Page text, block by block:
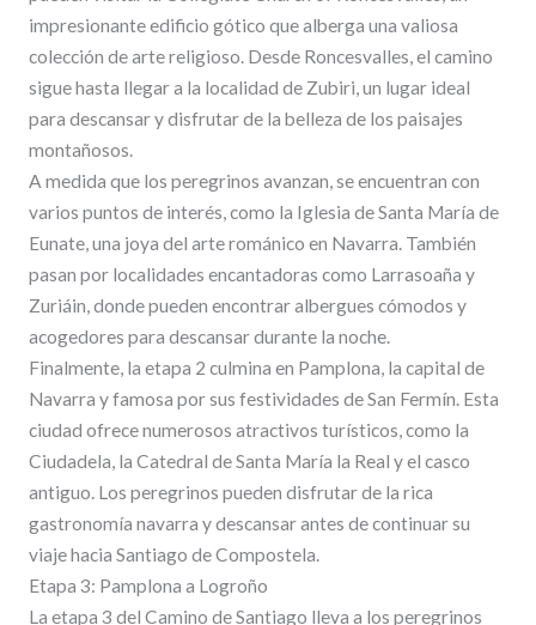
impresionante edificio gótico que alberga una valiosa
colección de arte religioso. Desde Roncesvalles, el camino
sigue hasta llegar a la localidad de Zubiri, un lugar ideal
para descansar y disfrutar de la belleza de los paisajes
montañosos.
A medida que los peregrinos avanzan, se encuentran con
varios puntos de interés, como la Iglesia de Santa María de
Eunate, una joya del arte románico en Navarra. También
pasan por localidades encantadoras como Larrasoaña y
Zuriáin, donde pueden encontrar albergues cómodos y
acogedores para descansar durante la noche.
Finalmente, la etapa 2 culmina en Pamplona, la capital de
Navarra y famosa por sus festividades de San Fermín. Esta
ciudad ofrece numerosos atractivos turísticos, como la
Ciudadela, la Catedral de Santa María la Real y el casco
antiguo. Los peregrinos pueden disfrutar de la rica
gastronomía navarra y descansar antes de continuar su
viaje hacia Santiago de Compostela.
Etapa 3: Pamplona a Logroño
La etapa 3 del Camino de Santiago lleva a los peregrinos